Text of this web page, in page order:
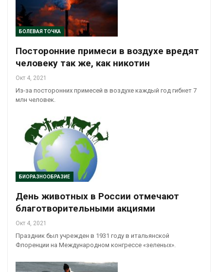
БОЛЕВАЯ ТОЧКА
Посторонние примеси в воздухе вредят
человеку так же, как никотин
Окт 4, 2021
Из-за посторонних примесей в воздухе каждый год гибнет 7
млн человек.
БИОРАЗНООБРАЗИЕ
День животных в России отмечают
благотворительными акциями
Окт 4, 2021
Праздник был учрежден в 1931 году в итальянской
Флоренции на Международном конгрессе «зеленых».